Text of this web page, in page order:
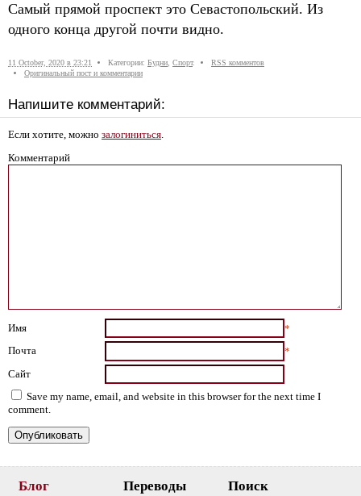
Самый прямой проспект это Севастопольский. Из
одного конца другой почти видно.
11 October, 2020 в 23:21 Категории: Будни Спорт.
RSS комментов
Оригинальный пост и комментарии
Напишите комментарий:
Если хотите, можно залогиниться
Комментарий
Имя
*
Почта
*
Сайт
Save my name, email, and website in this browser for the next time I
comment.
Блог Переводы Поиск